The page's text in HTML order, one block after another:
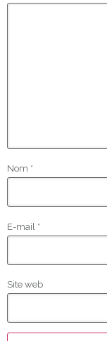
Nom *
E-mail *
Site web